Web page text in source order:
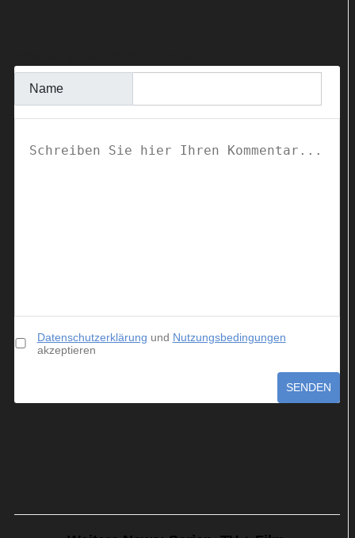
Name
Datenschutzerklärung und Nutzungsbedingungen
akzeptieren
SENDEN